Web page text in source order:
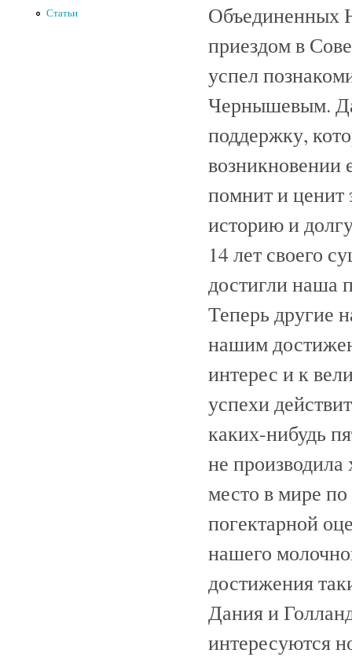
Статьи
Объединенных
приездом в
успел
Чернышевым.
поддержку,
возникновении
помнит и
историю и
14 лет своего
достигли наша
Теперь другие
нашим
интерес и к
успехи
каких-нибудь
не
место в мире по
погектарной
нашего
достижения
Дания и
интересуются